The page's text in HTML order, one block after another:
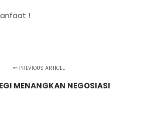
!
PREVIOUS ARTICLE
MENANGKAN NEGOSIASI